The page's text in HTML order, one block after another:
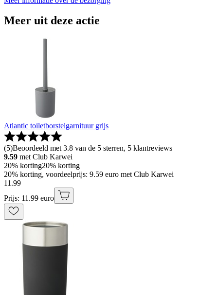
Meer uit deze actie
Atlantic toiletborstelgarnituur grijs
(5)Beoordeeld met 3.8 van de 5 sterren, 5 klantreviews
9.59 met Club Karwei
20% korting20% korting
20% korting, voordeelprijs: 9.59 euro met Club Karwei
11 .99
Prijs: 11.99 euro